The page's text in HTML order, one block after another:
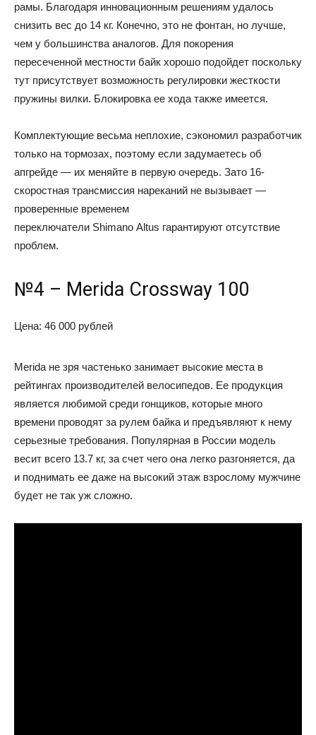
рамы. Благодаря инновационным решениям удалось
снизить вес до 14 кг. Конечно, это не фонтан, но лучше,
чем у большинства аналогов. Для покорения
пересеченной местности байк хорошо подойдет поскольку
тут присутствует возможность регулировки жесткости
пружины вилки. Блокировка ее хода также имеется.
Комплектующие весьма неплохие, сэкономил разработчик
только на тормозах, поэтому если задумаетесь об
апгрейде — их меняйте в первую очередь. Зато 16-
скоростная трансмиссия нареканий не вызывает —
проверенные временем
переключатели Shimano Altus гарантируют отсутствие
проблем.
№4 – Merida Crossway 100
Цена: 46 000 рублей
Merida не зря частенько занимает высокие места в
рейтингах производителей велосипедов. Ее продукция
является любимой среди гонщиков, которые много
времени проводят за рулем байка и предъявляют к нему
серьезные требования. Популярная в России модель
весит всего 13.7 кг, за счет чего она легко разгоняется, да
и поднимать ее даже на высокий этаж взрослому мужчине
будет не так уж сложно.